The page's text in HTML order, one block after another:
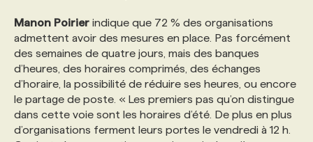
Manon Poirier indique que 72 % des organisations
admettent avoir des mesures en place. Pas forcément
des semaines de quatre jours, mais des banques
d’heures, des horaires comprimés, des échanges
d’horaire, la possibilité de réduire ses heures, ou encore
le partage de poste. « Les premiers pas qu’on distingue
dans cette voie sont les horaires d’été. De plus en plus
d’organisations ferment leurs portes le vendredi à 12 h.